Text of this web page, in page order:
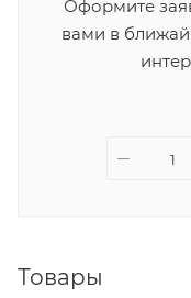
Оформите
вами в
Товары